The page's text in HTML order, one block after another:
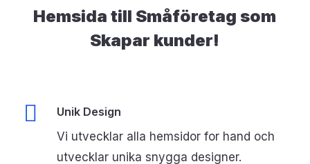
Hemsida till Småföretag som
Skapar kunder!
Unik Design
Vi utvecklar alla hemsidor for hand och
utvecklar unika snygga designer.